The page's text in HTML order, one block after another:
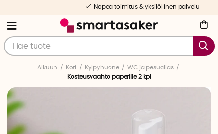
Nopea toimitus & yksilöllinen palvelu
Alkuun Koti Kylpyhuone
WC ja pesuallas
Kosteusvaahto paperille 2 kpl